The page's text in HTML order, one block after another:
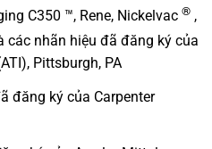
C350 ™, Rene, Nickelvac ®,
các nhãn hiệu đã đăng ký của
Pittsburgh, PA
đăng ký của Carpenter